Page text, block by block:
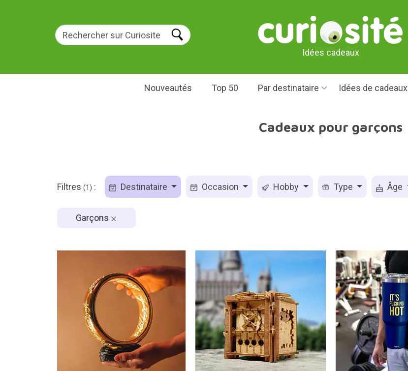
Idées cadeaux
Nouveautés Top 50 Par destinataire Idées de cadeaux
Cadeaux pour garçons
Filtres (1) : Destinataire Occasion Hobby Type Âge
Garçons